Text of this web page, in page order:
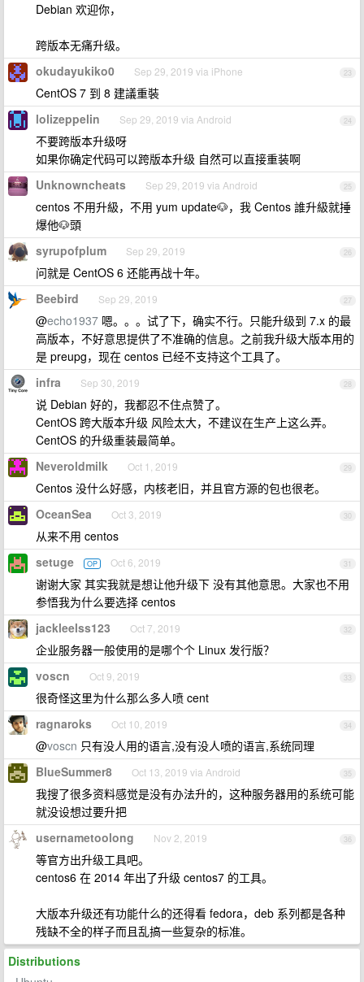
Debian 欢迎你，
跨版本无痛升级。
23
okudayukiko0 Sep 29, 2019 via iPhone
CentOS 7 到 8 建議重裝
24
lolizeppelin Sep 29, 2019 via Android
不要跨版本升级呀
如果你确定代码可以跨版本升级 自然可以直接重装啊
25
Unknowncheats Sep 29, 2019 via Android
centos 不用升級，不用 yum update🐶，我 Centos 誰升級就捶
爆他🐶頭
26
syrupofplum Sep 29, 2019
问就是 CentOS 6 还能再战十年。
27
Beebird Sep 29, 2019
@echo1937 嗯。。。试了下，确实不行。只能升级到 7.x 的最
高版本，不好意思提供了不准确的信息。之前我升级大版本用的
是 preupg，现在 centos 已经不支持这个工具了。
28
infra Sep 30, 2019
说 Debian 好的，我都忍不住点赞了。
CentOS 跨大版本升级 风险太大，不建议在生产上这么弄。
CentOS 的升级重装最简单。
29
Neveroldmilk Oct 1, 2019
Centos 没什么好感，内核老旧，并且官方源的包也很老。
30
OceanSea Oct 3, 2019
从来不用 centos
31
setuge OP Oct 6, 2019
谢谢大家 其实我就是想让他升级下 没有其他意思。大家也不用
参悟我为什么要选择 centos
32
jackleelss123 Oct 7, 2019
企业服务器一般使用的是哪个个 Linux 发行版？
33
voscn Oct 9, 2019
很奇怪这里为什么那么多人喷 cent
34
ragnaroks Oct 10, 2019
@voscn 只有没人用的语言,没有没人喷的语言,系统同理
35
BlueSummer8 Oct 13, 2019 via Android
我搜了很多资料感觉是没有办法升的，这种服务器用的系统可能
就没设想过要升把
36
usernametoolong Nov 2, 2019
等官方出升级工具吧。
centos6 在 2014 年出了升级 centos7 的工具。
大版本升级还有功能什么的还得看 fedora，deb 系列都是各种
残缺不全的样子而且乱搞一些复杂的标准。
Distributions